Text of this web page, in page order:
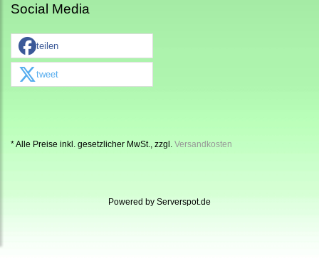
Social Media
teilen
tweet
* Alle Preise inkl. gesetzlicher MwSt., zzgl. Versandkosten
Powered by Serverspot.de